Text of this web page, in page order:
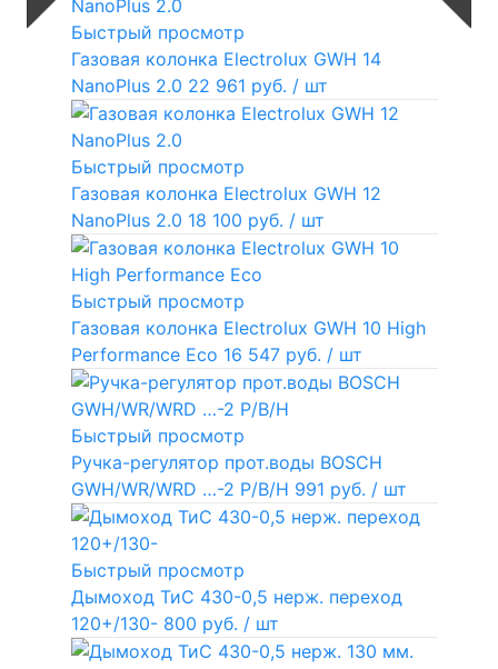
Быстрый просмотр
Газовая колонка Electrolux GWH 14
NanoPlus 2.0 22 961 руб. / шт
Быстрый просмотр
Газовая колонка Electrolux GWH 12
NanoPlus 2.0 18 100 руб. / шт
Быстрый просмотр
Газовая колонка Electrolux GWH 10 High
Performance Eco 16 547 руб. / шт
Быстрый просмотр
Ручка-регулятор прот.воды BOSCH
GWH/WR/WRD …-2 P/B/H 991 руб. / шт
Быстрый просмотр
Дымоход ТиС 430-0,5 нерж. переход
120+/130- 800 руб. / шт